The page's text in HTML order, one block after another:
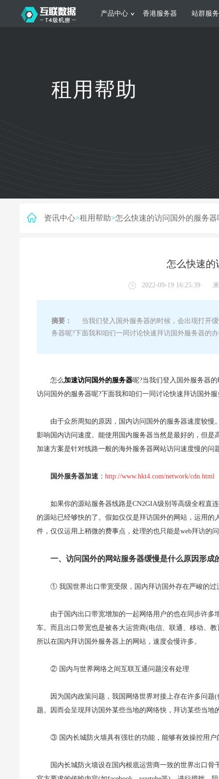
产品中心
日本服务器 新加坡服务器
香港服务器 站群服
根据不同规模的网站提供可定制化的架
构和 一站式协助租用帮助
资讯中心>租用帮助>怎么快速的访问国外的服务器
怎么快速的
2022-09-19 16:25:39
摘要：
当我们登入国外服务器的时候，会出现打开
务器呢?下面我和咱们一同讨论快速拜访国外服务器的
怎么加速访问国外的服务器呢?当我们登入国外服务器
访问国外的服务器呢?下面我和咱们一同讨论快速拜访国外
由于众所周知的原因，国内访问国外的服务器速度较
影响国内访问速度。能使用国内服务器当然是最好的，但
加速方案是针对线路一般的海外服务器网站访问速度慢的问
国外服务器加速 ： http://www.hkt4.com/network/cdn.html
如果你的源站服务器线路是CN2GIA级别等高级全程直
的源站已经够快的了。假如仅仅是拜访国外的网站，运用
件，仅仅运用上稍微的费事点，处理的也只能是web拜访的
一、访问国外的网站服务器缓慢是什么原因形成
① 我国世界出口带宽受限，国内拜访国外存在严峻的过
由于国内出口带宽增加的一起网络用户的也在同步许
车。而且出口带宽也是被各大运营商(电信、联通、移动、
所以在国内拜访国外服务器上的网站，速度会慢许多。
② 国内与世界网络之间互联互通问题没有处理
因为国内政策问题，我国网络世界对接上存在许多问
题。因而会呈现拜访国外某些当地的网络快，拜访某些当地
③ 国内长城防火墙具有强壮的功能，能够有效操控用户
国内长城防火墙设在国内根底运营商一致的世界出口